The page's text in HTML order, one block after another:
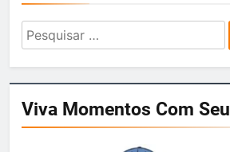
Pesquisar
por:
Viva Momentos Com Seu